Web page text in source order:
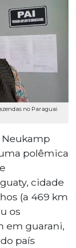
no Paraguai
Neukamp
polêmica
cidade
(a 469 km
os
em guarani,
país